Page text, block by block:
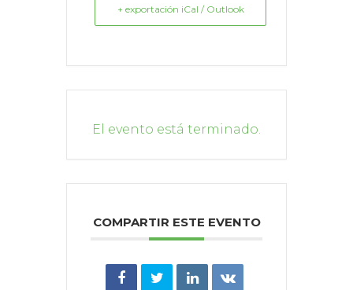
+ exportación iCal / Outlook
El evento está terminado.
COMPARTIR ESTE EVENTO